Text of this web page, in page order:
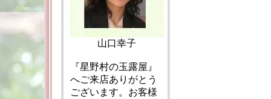
山口幸子
『星野村の玉露屋』
へご来店ありがとう
ございます。お客様